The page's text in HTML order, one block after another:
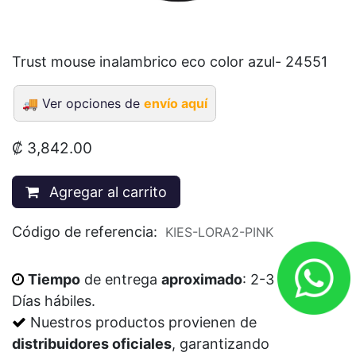
Trust mouse inalambrico eco color azul- 24551
🚚 Ver opciones de envío aquí
₡ 3,842.00
Agregar al carrito
Código de referencia: KIES-LORA2-PINK
Tiempo de entrega aproximado: 2-3
Días hábiles.
Nuestros productos provienen de
distribuidores oficiales, garantizando